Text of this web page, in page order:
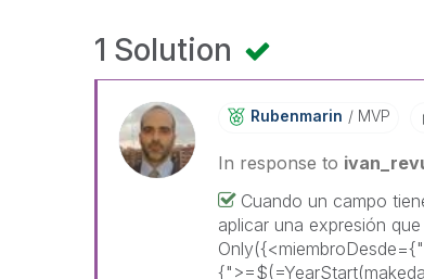
1 Solution
Rubenmarin MVP
In response to
Cuando un campo
aplicar una expresión